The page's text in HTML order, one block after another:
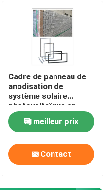
Cadre de panneau de
anodisation de
système solaire
photovoltaïque en
aluminium d'étirage
PFA
meilleur prix
Contact